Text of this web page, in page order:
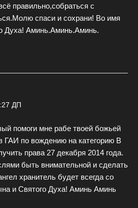
правильно,собраться с
спаси и сохрани! Во имя
Духа! Аминь.Аминь.Аминь.
ДП
помоги мне рабе твоей божьей
ГАИ по вождению на категорию В
права 27 декабря 2014 года.
быть внимательной и сделать
хранитель будет всегда со
и Святого Духа! Аминь Аминь